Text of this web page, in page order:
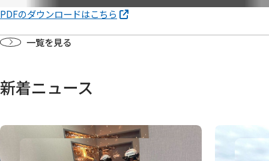
PDFのダウンロードはこちら
一覧を見る
新着ニュース